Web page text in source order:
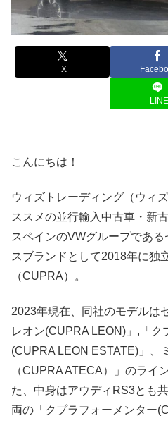
X
LINE
こんにちは！
ウィズトレーディング（ウィ
ススメの並行輸入中古車・新
スペインのVWグループであ
スブランドとして2018年に独
（CUPRA）。
2023年現在、同社のモデルは
レオン(CUPRA LEON)」,「ク
(CUPRA LEON ESTATE)」、
（CUPRA ATECA）」のライ
た、中身はアウディRS3とも
両の「クプラフォーメンター